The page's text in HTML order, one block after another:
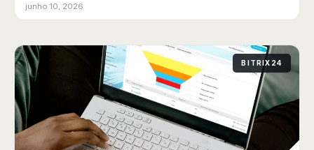
junho 10, 2026
BITRIX24